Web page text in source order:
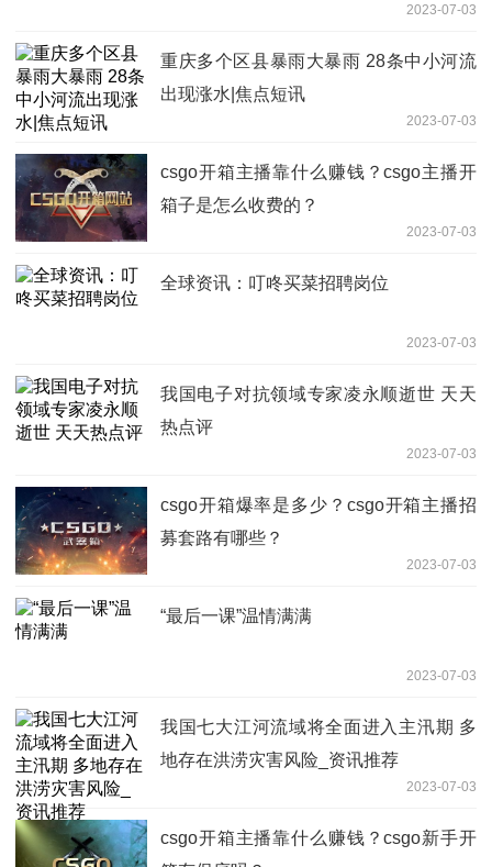
2023-07-03
重庆多个区县暴雨大暴雨 28条中小河流
出现涨水|焦点短讯
2023-07-03
csgo开箱主播靠什么赚钱？csgo主播开
箱子是怎么收费的？
2023-07-03
全球资讯：叮咚买菜招聘岗位
2023-07-03
我国电子对抗领域专家凌永顺逝世 天天
热点评
2023-07-03
csgo开箱爆率是多少？csgo开箱主播招
募套路有哪些？
2023-07-03
“最后一课”温情满满
2023-07-03
我国七大江河流域将全面进入主汛期 多
地存在洪涝灾害风险_资讯推荐
2023-07-03
csgo开箱主播靠什么赚钱？csgo新手开